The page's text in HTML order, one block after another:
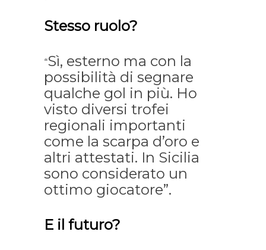
Stesso ruolo?
“Sì, esterno ma con la
possibilità di segnare
qualche gol in più. Ho
visto diversi trofei
regionali importanti
come la scarpa d’oro e
altri attestati. In Sicilia
sono considerato un
ottimo giocatore”.
E il futuro?